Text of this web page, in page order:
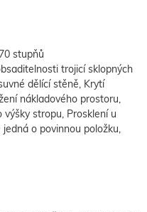
stupňů
trojicí sklopných
dělící stěně, Krytí
nákladového prostoru,
stropu, Prosklení u
o povinnou položku,